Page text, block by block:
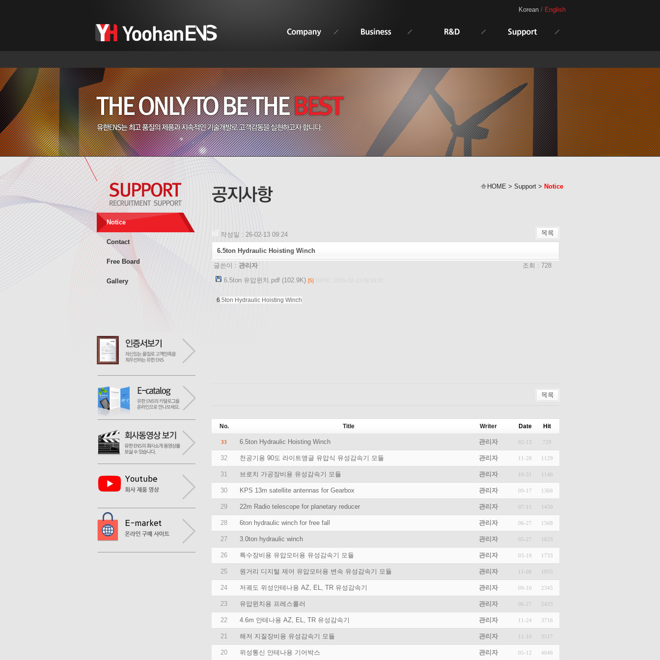
Korean / English
Notice
Contact
Free Board
Gallery
HOME > Support > Notice
작성일 : 26-02-13 09:24
6.5ton Hydraulic Hoisting Winch
글쓴이 : 관리자
조회 : 728
6.5ton 유압윈치.pdf (102.9K) [5]
6.5ton Hydraulic Hoisting Winch
No. Title Writer Date Hit
33 6.5ton Hydraulic Hoisting Winch 관리자 02-13 729
32 천공기용 90도 라이트앵글 유압식 유성감속기 모듈 관리자 11-28 1129
31 브로치 가공장비용 유성감속기 모듈 관리자 10-31 1146
30 KPS 13m satellite antennas for Gearbox 관리자 09-17 1366
29 22m Radio telescope for planetary reducer 관리자 07-11 1450
28 6ton hydraulic winch for free fall 관리자 06-27 1568
27 3.0ton hydraulic winch 관리자 05-27 1633
26 특수장비용 유압모터용 유성감속기 모듈 관리자 03-19 1733
25 원거리 디지털 제어 유압모터용 변속 유성감속기 모듈 관리자 11-08 1955
24 저궤도 위성안테나용 AZ, EL, TR 유성감속기 관리자 09-10 2345
23 유압윈치용 프레스롤러 관리자 06-27 2433
22 4.6m 안테나용 AZ, EL, TR 유성감속기 관리자 11-24 3716
21 해저 지질장비용 유성감속기 모듈 관리자 11-10 3517
20 위성통신 안테나용 기어박스 관리자 05-12 4046